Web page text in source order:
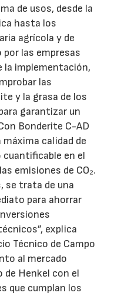
de usos, desde la
hasta los
agrícola y de
las empresas
la implementación,
las
y la grasa de los
garantizar un
Bonderite C-AD
calidad de
en el
emisiones de CO₂.
se trata de una
para ahorrar
explica
Técnico de Campo
al mercado
de Henkel con el
que cumplan los